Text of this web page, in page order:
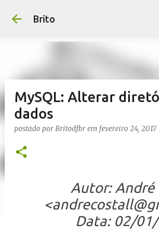
Brito
MySQL: Alterar
dados
postado por Britodfbr em fevereiro 24, 2017
Autor: André
Data: 02/